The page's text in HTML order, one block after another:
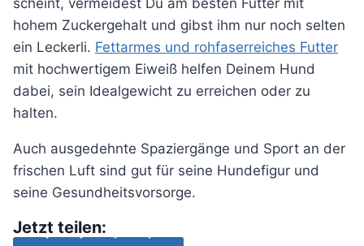
scheint, vermeidest Du am besten Futter mit
hohem Zuckergehalt und gibst ihm nur noch selten
ein Leckerli. Fettarmes und rohfaserreiches Futter
mit hochwertigem Eiweiß helfen Deinem Hund
dabei, sein Idealgewicht zu erreichen oder zu
halten.
Auch ausgedehnte Spaziergänge und Sport an der
frischen Luft sind gut für seine Hundefigur und
seine Gesundheitsvorsorge.
Jetzt teilen: